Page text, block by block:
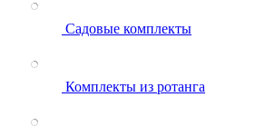
Садовые комплекты
Комплекты из ротанга